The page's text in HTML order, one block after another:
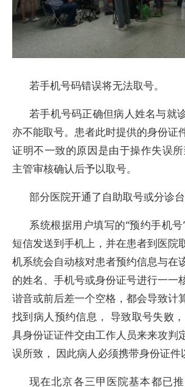
若手机号码错误将无法取号。
若手机号码正确但病人姓名与就
亦不能取号。患者此时提供的身份证
证明不一致的原因是由于操作失误
主管审核确认后予以取号。
部分医院开通了自助取号或分诊台
系统根据用户填写的“预约手机
短信发送到手机上，并在患者到医院
机系统会自动核对患者预约信息与在
的姓名、手机号或身份证号进行一一
谐音或前后差一个空格，都会导致计
找到病人预约信息， 导致取号失败
具身份证证件交由工作人员来来攻判
误所致， 因此病人必须携带身份证件
现在北京各三甲医院基本都已